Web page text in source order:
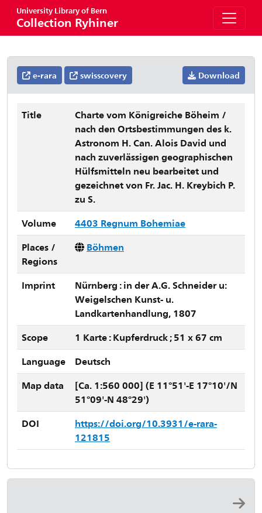
University Library of Bern
Collection Ryhiner
e-rara swisscovery Download
Title
Charte vom Königreiche Böheim /
nach den Ortsbestimmungen des k.
Astronom H. Can. Alois David und
nach zuverlässigen geographischen
Hülfsmitteln neu bearbeitet und
gezeichnet von Fr. Jac. H. Kreybich P.
zu S.
Volume
4403 Regnum Bohemiae
Places /
Regions
Böhmen
Imprint
Nürnberg : in der A.G. Schneider u:
Weigelschen Kunst- u.
Landkartenhandlung, 1807
Scope
1 Karte : Kupferdruck ; 51 x 67 cm
Language
Deutsch
Map data
[Ca. 1:560 000] (E 11°51'-E 17°10'/N
51°09'-N 48°29')
DOI
https://doi.org/10.3931/e-rara-
121815